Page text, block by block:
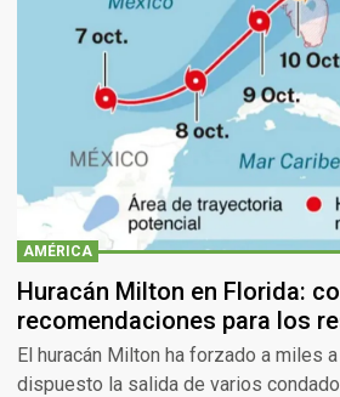
AMÉRICA
Huracán Milton en Florida:
recomendaciones para los
El huracán Milton ha forzado a miles
dispuesto la salida de varios